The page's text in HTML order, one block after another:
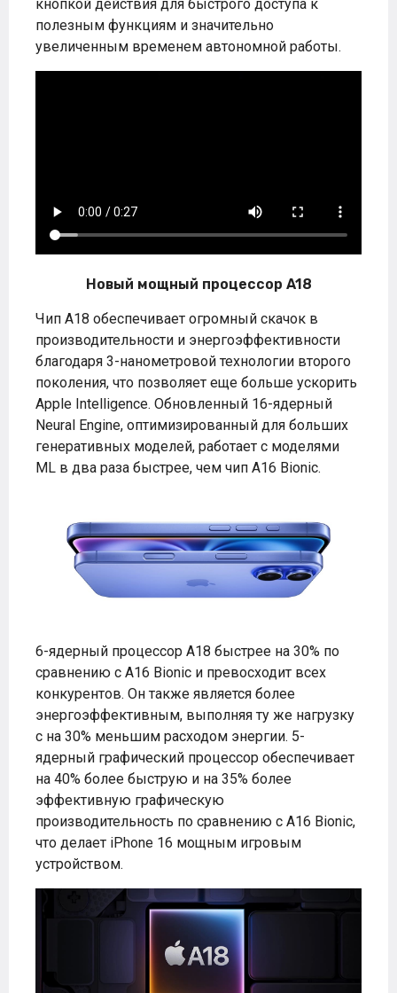
кнопкой действия для быстрого доступа к
полезным функциям и значительно
увеличенным временем автономной работы.
Новый мощный процессор A18
Чип A18 обеспечивает огромный скачок в
производительности и энергоэффективности
благодаря 3-нанометровой технологии второго
поколения, что позволяет еще больше ускорить
Apple Intelligence. Обновленный 16-ядерный
Neural Engine, оптимизированный для больших
генеративных моделей, работает с моделями
ML в два раза быстрее, чем чип A16 Bionic.
6-ядерный процессор A18 быстрее на 30% по
сравнению с A16 Bionic и превосходит всех
конкурентов. Он также является более
энергоэффективным, выполняя ту же нагрузку
с на 30% меньшим расходом энергии. 5-
ядерный графический процессор обеспечивает
на 40% более быструю и на 35% более
эффективную графическую
производительность по сравнению с A16 Bionic,
что делает iPhone 16 мощным игровым
устройством.